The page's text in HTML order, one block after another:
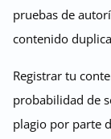
pruebas de
contenido
Registrar tu
probabilidad de
plagio por parte